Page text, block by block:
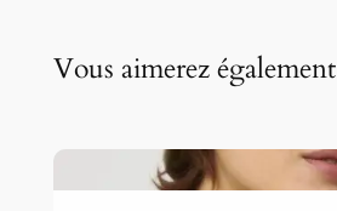
Vous aimerez également